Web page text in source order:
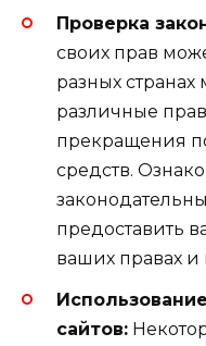
Проверка
своих прав
разных странах
различные
прекращения
средств.
предоставить
ваших правах и
сайтов: